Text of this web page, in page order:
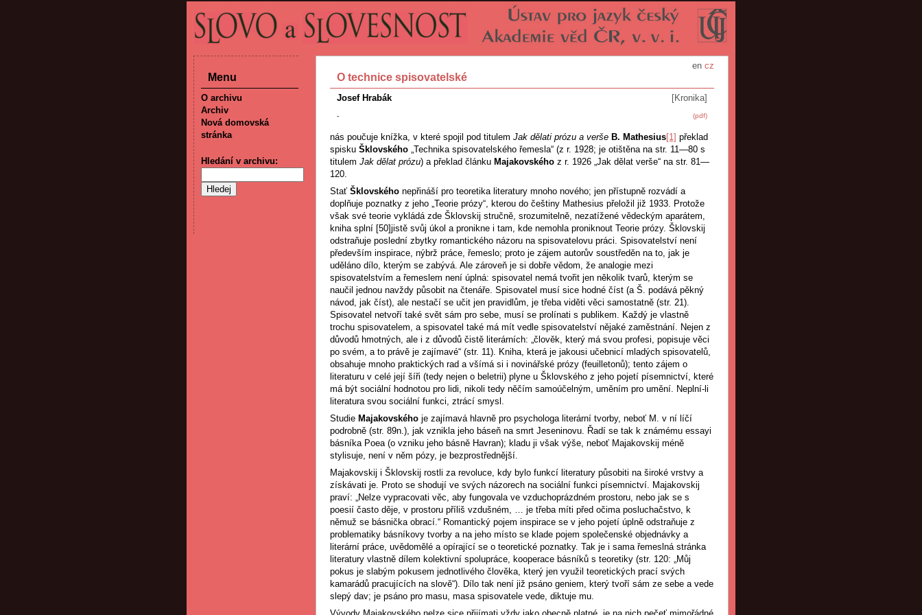
en cz
O technice spisovatelské
Josef Hrabák [Kronika]
(pdf)
-
nás poučuje knížka, v které spojil pod titulem Jak dělati prózu a verše B. Mathesius[1] překlad
spisku Šklovského „Technika spisovatelského řemesla“ (z r. 1928; je otištěna na str. 11—80 s
titulem Jak dělat prózu) a překlad článku Majakovského z r. 1926 „Jak dělat verše“ na str. 81—
120.
Stať Šklovského nepřináší pro teoretika literatury mnoho nového; jen přístupně rozvádí a
doplňuje poznatky z jeho „Teorie prózy“, kterou do češtiny Mathesius přeložil již 1933. Protože
však své teorie vykládá zde Šklovskij stručně, srozumitelně, nezatížené vědeckým aparátem,
kniha splní [50]jistě svůj úkol a pronikne i tam, kde nemohla proniknout Teorie prózy. Šklovskij
odstraňuje poslední zbytky romantického názoru na spisovatelovu práci. Spisovatelství není
především inspirace, nýbrž práce, řemeslo; proto je zájem autorův soustředěn na to, jak je
uděláno dílo, kterým se zabývá. Ale zároveň je si dobře vědom, že analogie mezi
spisovatelstvím a řemeslem není úplná: spisovatel nemá tvořit jen několik tvarů, kterým se
naučil jednou navždy působit na čtenáře. Spisovatel musí sice hodné číst (a Š. podává pěkný
návod, jak číst), ale nestačí se učit jen pravidlům, je třeba viděti věci samostatně (str. 21).
Spisovatel netvoří také svět sám pro sebe, musí se prolínati s publikem. Každý je vlastně
trochu spisovatelem, a spisovatel také má mít vedle spisovatelství nějaké zaměstnání. Nejen z
důvodů hmotných, ale i z důvodů čistě literárních: „člověk, který má svou profesi, popisuje věci
po svém, a to právě je zajímavé“ (str. 11). Kniha, která je jakousi učebnicí mladých spisovatelů,
obsahuje mnoho praktických rad a všímá si i novinářské prózy (feuilletonů); tento zájem o
literaturu v celé její šíři (tedy nejen o beletrii) plyne u Šklovského z jeho pojetí písemnictví, které
má být sociální hodnotou pro lidi, nikoli tedy něčím samoúčelným, uměním pro umění. Neplní-li
literatura svou sociální funkci, ztrácí smysl.
Studie Majakovského je zajímavá hlavně pro psychologa literární tvorby, neboť M. v ní líčí
podrobně (str. 89n.), jak vznikla jeho báseň na smrt Jeseninovu. Řadí se tak k známému essayi
básníka Poea (o vzniku jeho básně Havran); kladu ji však výše, neboť Majakovskij méně
stylisuje, není v něm pózy, je bezprostřednější.
Majakovskij i Šklovskij rostli za revoluce, kdy bylo funkcí literatury působiti na široké vrstvy a
získávati je. Proto se shodují ve svých názorech na sociální funkci písemnictví. Majakovskij
praví: „Nelze vypracovati věc, aby fungovala ve vzduchoprázdném prostoru, nebo jak se s
poesií často děje, v prostoru příliš vzdušném, … je třeba míti před očima posluchačstvo, k
němuž se básnička obrací.“ Romantický pojem inspirace se v jeho pojetí úplně odstraňuje z
problematiky básníkovy tvorby a na jeho místo se klade pojem společenské objednávky a
literární práce, uvědomělé a opírající se o teoretické poznatky. Tak je i sama řemeslná stránka
literatury vlastně dílem kolektivní spolupráce, kooperace básníků s teoretiky (str. 120: „Můj
pokus je slabým pokusem jednotlivého člověka, který jen využil teoretických prací svých
kamarádů pracujících na slově“). Dílo tak není již psáno geniem, který tvoří sám ze sebe a vede
slepý dav; je psáno pro masu, masa spisovatele vede, diktuje mu.
Menu
O archivu
Archiv
Nová domovská
stránka
Hledání v archivu: